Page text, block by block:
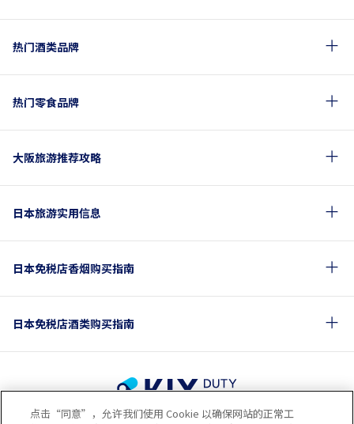
热门酒类品牌
热门零食品牌
大阪旅游推荐攻略
日本旅游实用信息
日本免税店香烟购买指南
日本免税店酒类购买指南
点击“同意”，允许我们使用 Cookie 以确保网站的正常工